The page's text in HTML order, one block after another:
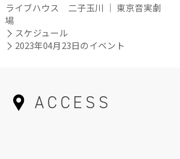
ライブハウス 二子玉川 ｜ 東京音実劇
場
スケジュール
2023年04月23日のイベント
ACCESS